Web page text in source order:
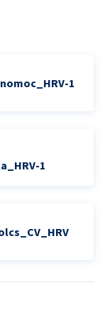
1
1